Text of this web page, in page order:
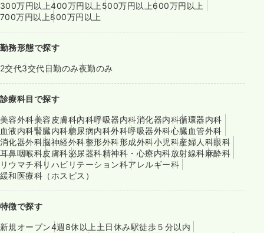
300万円以上400万円以上 500万円以上600万円以上
700万円以上800万円以上
勤務形態で探す
2交代3交代日勤のみ夜勤のみ
診療科目で探す
美容外科美容皮膚科内科呼吸器内科消化器内科循環器内科
血液内科腎臓内科糖尿病内科外科呼吸器外科心臓血管外科
消化器外科脳神経外科整形外科形成外科小児科産婦人科眼科
耳鼻咽喉科皮膚科泌尿器科精神科・心療内科放射線科麻酔科
リウマチ科リハビリテーション科アレルギー科
緩和医療科（ホスピス）
特徴で探す
新規オープン4週8休以上 土日休み駅徒歩５分以内